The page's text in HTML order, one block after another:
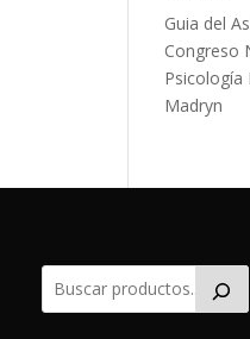
Guia del
Congreso
Psicología
Madryn